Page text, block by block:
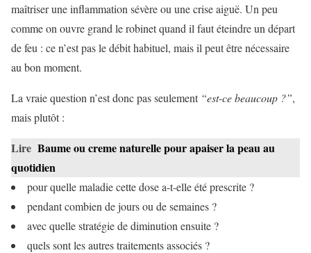
maîtriser une inflammation sévère ou une crise aiguë. Un peu
comme on ouvre grand le robinet quand il faut éteindre un départ
de feu : ce n’est pas le débit habituel, mais il peut être nécessaire
au bon moment.
La vraie question n’est donc pas seulement “est-ce beaucoup ?”,
mais plutôt :
Lire Baume ou creme naturelle pour apaiser la peau au
quotidien
pour quelle maladie cette dose a-t-elle été prescrite ?
pendant combien de jours ou de semaines ?
avec quelle stratégie de diminution ensuite ?
quels sont les autres traitements associés ?